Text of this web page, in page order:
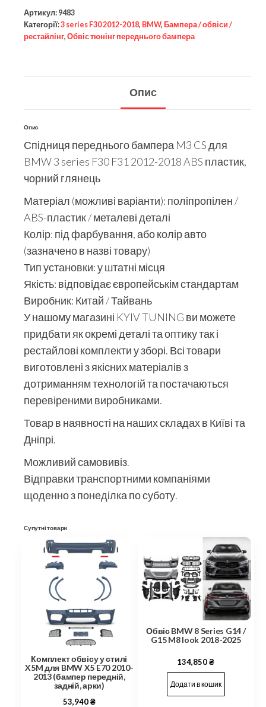
Артикул: 9483
Категорії:3 series F30 2012-2018, BMW, Бампера / обвіси /
рестайлінг, Обвіс тюнінг переднього бампера
Опис
Опис
Спідниця переднього бампера M3 CS для
BMW 3 series F30 F31 2012-2018 ABS пластик,
чорний глянець
Матеріал (можливі варіанти): поліпропілен /
ABS-пластик / металеві деталі
Колір: під фарбування, або колір авто
(зазначено в назві товару)
Тип установки: у штатні місця
Якість: відповідає європейськім стандартам
Виробник: Китай / Тайвань
У нашому магазині KYIV TUNING ви можете
придбати як окремі деталі та оптику так і
рестайлові комплекти у зборі. Всі товари
виготовлені з якісних матеріалів з
дотриманням технологій та постачаються
перевіреними виробниками.
Товар в наявності на наших складах в Київі та
Дніпрі.
Можливий самовивіз.
Відправки транспортними компаніями
щоденно з понеділка по суботу.
Супутні товари
Комплект обвісу у стилі
X5M для BMW X5 E70 2010-
2013 (бампер передній,
задній, арки)
53,940₴
Обвіс BMW 8 Series G14 /
G15 M8 look 2018-2025
134,850₴
Додати в кошик